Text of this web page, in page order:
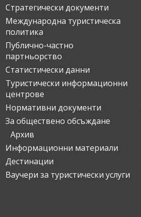
Стратегически документи
Международна туристическа
политика
Публично-частно
партньорство
Статистически данни
Туристически информационни
центрове
Нормативни документи
За обществено обсъждане
Архив
Информационни материали
Дестинации
Ваучери за туристически услуги